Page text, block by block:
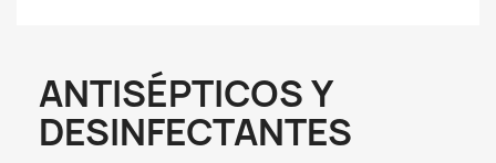
ANTISÉPTICOS Y
DESINFECTANTES